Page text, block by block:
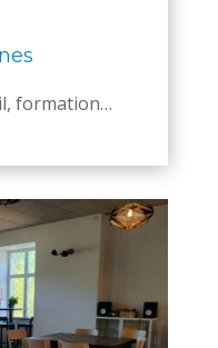
formation…